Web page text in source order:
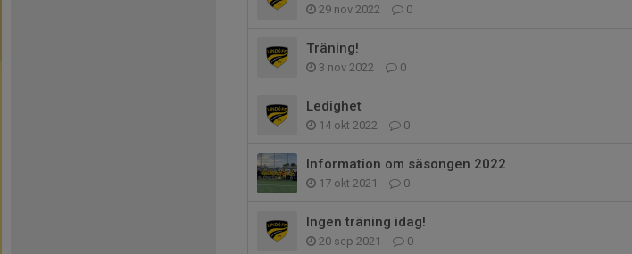
29 nov 2022 0
Träning!
3 nov 2022 0
Ledighet
14 okt 2022 0
Information om säsongen 2022
17 okt 2021 0
Ingen träning idag!
20 sep 2021 0